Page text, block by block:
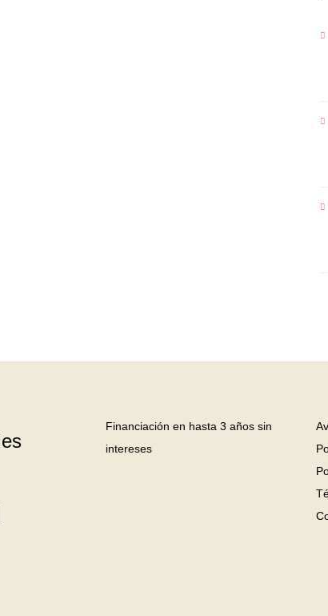
Financiación en hasta 3 años sin
intereses